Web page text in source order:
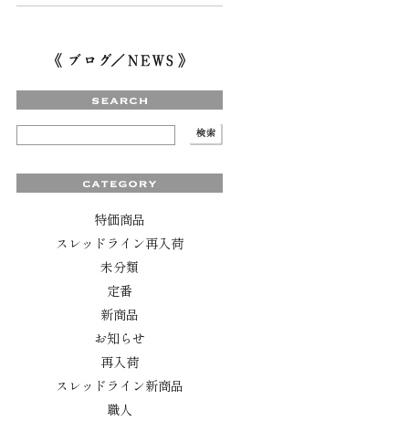
特価商品
スレッドライン再入荷
未分類
定番
新商品
お知らせ
再入荷
スレッドライン新商品
職人